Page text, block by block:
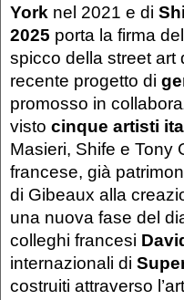
York nel 2021 e di
2025 porta la firma
spicco della street art
recente progetto di
promosso in
visto cinque artisti
Masieri, Shife e Tony
francese, già
di Gibeaux alla
una nuova fase del
colleghi francesi
internazionali di
costruiti attraverso